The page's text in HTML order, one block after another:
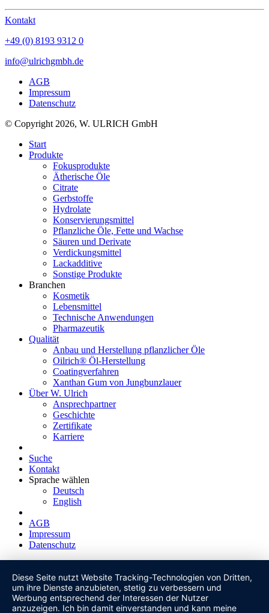
Kontakt
+49 (0) 8193 9312 0
info@ulrichgmbh.de
AGB
Impressum
Datenschutz
© Copyright 2026, W. ULRICH GmbH
Start
Produkte
Fokusprodukte
Ätherische Öle
Citrate
Gerbstoffe
Hydrolate
Konservierungsmittel
Pflanzliche Öle, Fette und Wachse
Säuren und Derivate
Verdickungsmittel
Lackadditive
Sonstige Produkte
Branchen
Kosmetik
Lebensmittel
Technische Anwendungen
Pharmazeutik
Qualität
Anbau und Herstellung pflanzlicher Öle
Oilrich® Öl-Herstellung
Coatingverfahren
Xanthan Gum von Jungbunzlauer
Über W. Ulrich
Ansprechpartner
Geschichte
Zertifikate
Karriere
Suche
Kontakt
Sprache wählen
Deutsch
English
AGB
Impressum
Datenschutz
Diese Seite nutzt Website Tracking-Technologien von Dritten,
um ihre Dienste anzubieten, stetig zu verbessern und
Werbung entsprechend der Interessen der Nutzer
anzuzeigen. Ich bin damit einverstanden und kann meine